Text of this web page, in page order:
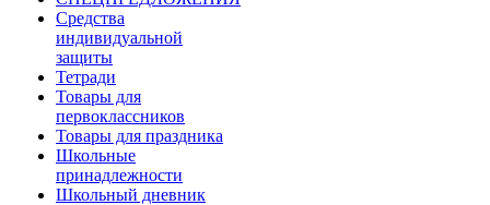
Средства
индивидуальной
защиты
Тетради
Товары для
первоклассников
Товары для праздника
Школьные
принадлежности
Школьный дневник